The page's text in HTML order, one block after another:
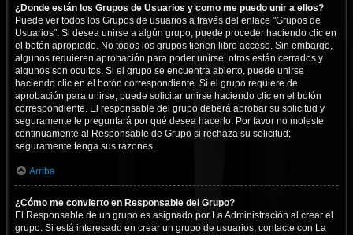
¿Donde están los Grupos de Usuarios y como me puedo unir a ellos?
Puede ver todos los Grupos de usuarios a través del enlace "Grupos de
Usuarios". Si desea unirse a algún grupo, puede proceder haciendo clic en
el botón apropiado. No todos los grupos tienen libre acceso. Sin embargo,
algunos requieren aprobación para poder unirse, otros están cerrados y
algunos son ocultos. Si el grupo se encuentra abierto, puede unirse
haciendo clic en el botón correspondiente. Si el grupo requiere de
aprobación para unirse, puede solicitar unirse haciendo clic en el botón
correspondiente. El responsable del grupo deberá aprobar su solicitud y
seguramente le preguntará por qué desea hacerlo. Por favor no moleste
continuamente al Responsable de Grupo si rechaza su solicitud;
seguramente tenga sus razones.
Arriba
¿Cómo me convierto en Responsable del Grupo?
El Responsable de un grupo es asignado por La Administración al crear el
grupo. Si está interesado en crear un grupo de usuarios, contacte con La